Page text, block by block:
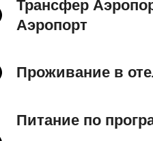
Трансфер
Аэропорт
Проживание в
Питание по